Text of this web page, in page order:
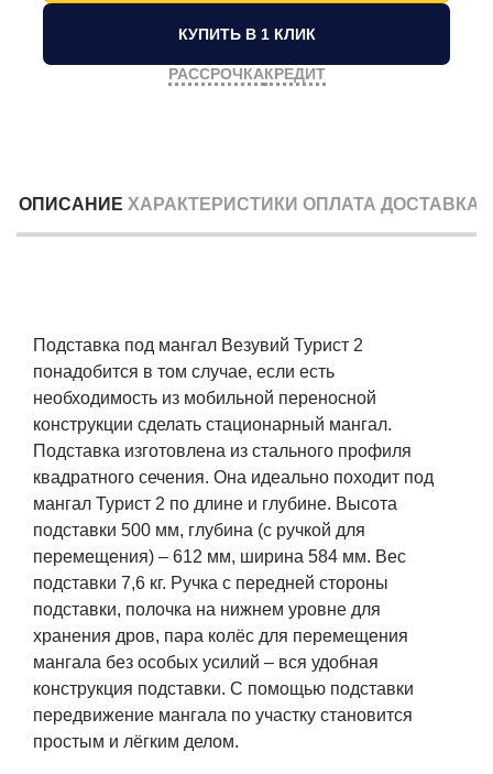
КУПИТЬ В 1 КЛИК
РАССРОЧКАКРЕДИТ
ОПИСАНИЕ ХАРАКТЕРИСТИКИ ОПЛАТА ДОСТАВКА
Подставка под мангал Везувий Турист 2
понадобится в том случае, если есть
необходимость из мобильной переносной
конструкции сделать стационарный мангал.
Подставка изготовлена из стального профиля
квадратного сечения. Она идеально походит под
мангал Турист 2 по длине и глубине. Высота
подставки 500 мм, глубина (с ручкой для
перемещения) – 612 мм, ширина 584 мм. Вес
подставки 7,6 кг. Ручка с передней стороны
подставки, полочка на нижнем уровне для
хранения дров, пара колёс для перемещения
мангала без особых усилий – вся удобная
конструкция подставки. С помощью подставки
передвижение мангала по участку становится
простым и лёгким делом.